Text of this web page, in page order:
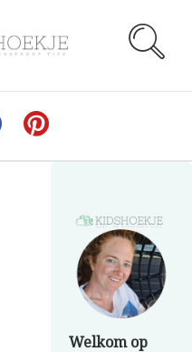
Welkom op